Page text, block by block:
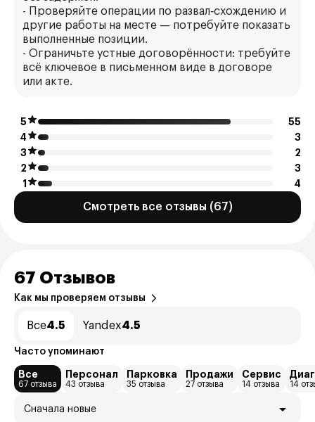
- Проверяйте операции по развал‑схождению и
другие работы на месте — потребуйте показать
выполненные позиции.
- Ограничьте устные договорённости: требуйте
всё ключевое в письменном виде в договоре
или акте.
5
55
4
3
3
2
2
3
1
4
Смотреть все отзывы (67)
67 Отзывов
Как мы проверяем отзывы
Все4.5 Yandex4.5
Часто упоминают
Все
67 отзыва
Персонал
43 отзыва
Парковка
35 отзыва
Продажи
27 отзыва
Сервис
14 отзыва 14
Сначала новые